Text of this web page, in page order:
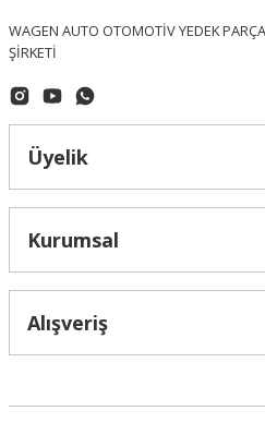
WAGEN AUTO OTOMOTİV YEDEK
ŞİRKETİ
Üyelik
Kurumsal
Alışveriş